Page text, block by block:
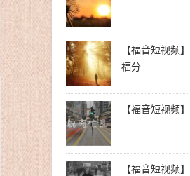
【福音短视频
福分
【福音短视频
【福音短视频